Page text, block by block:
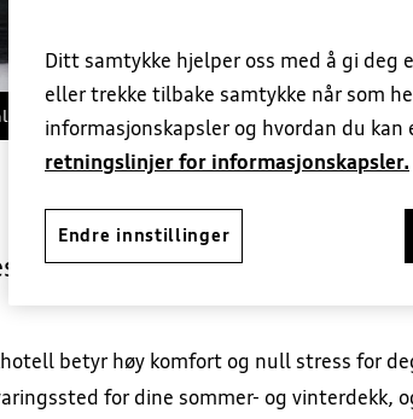
EU-kontroll Dekkhotell
for deg.
betyr høy komfort og null stress for
for dine sommer- og vinterdekk,
Ditt samtykke hjelper oss med å gi deg
eller trekke tilbake samtykke når som
informasjonskapsler og hvordan du
retningslinjer for informasjonskapsler.
Endre innstillinger